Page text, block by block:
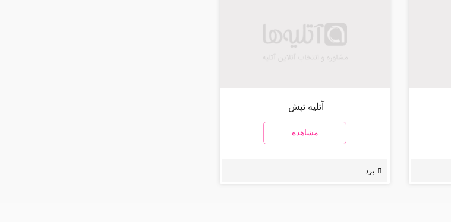
آتلیه تپش
مشاهده
یزد